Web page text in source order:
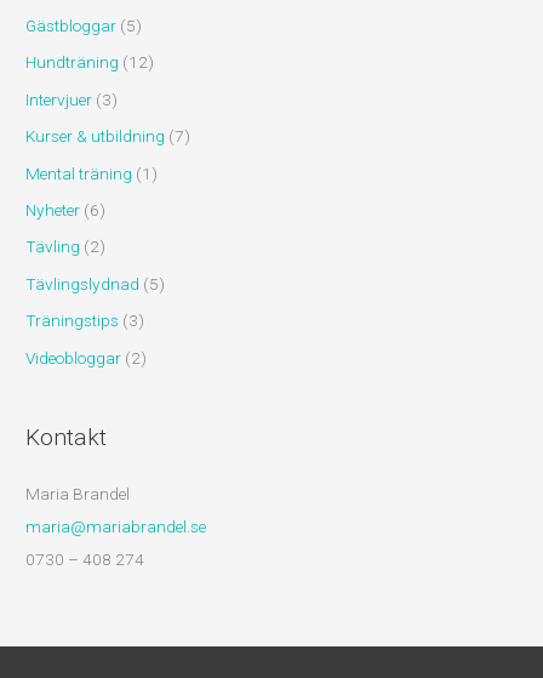
Gästbloggar (5)
Hundträning (12)
Intervjuer (3)
Kurser & utbildning (7)
Mental träning (1)
Nyheter (6)
Tävling (2)
Tävlingslydnad (5)
Träningstips (3)
Videobloggar (2)
Kontakt
Maria Brandel
maria@mariabrandel.se
0730 – 408 274